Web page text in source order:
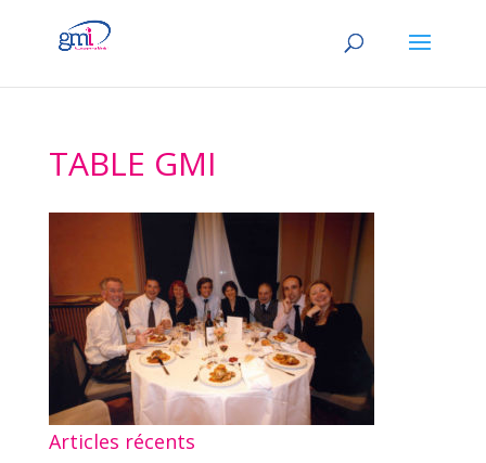
TABLE GMI
Articles récents